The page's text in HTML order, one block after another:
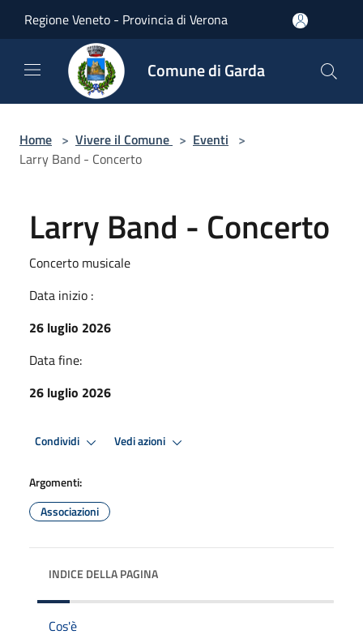
Regione Veneto - Provincia di Verona
Comune di Garda
Home > Vivere il Comune > Eventi >
Larry Band - Concerto
Larry Band - Concerto
Concerto musicale
Data inizio :
26 luglio 2026
Data fine:
26 luglio 2026
Condividi Vedi azioni
Argomenti:
Associazioni
INDICE DELLA PAGINA
Cos'è